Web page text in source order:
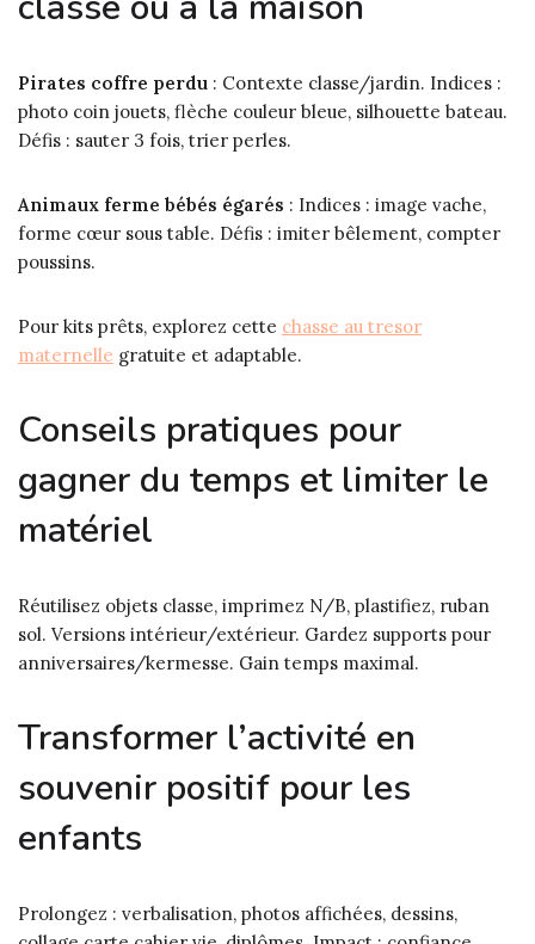
Pirates coffre perdu : Contexte classe/jardin. Indices :
photo coin jouets, flèche couleur bleue, silhouette bateau.
Défis : sauter 3 fois, trier perles.
Animaux ferme bébés égarés : Indices : image vache,
forme cœur sous table. Défis : imiter bêlement, compter
poussins.
Pour kits prêts, explorez cette chasse au tresor
maternelle gratuite et adaptable.
Conseils pratiques pour
gagner du temps et limiter le
matériel
Réutilisez objets classe, imprimez N/B, plastifiez, ruban
sol. Versions intérieur/extérieur. Gardez supports pour
anniversaires/kermesse. Gain temps maximal.
Transformer l’activité en
souvenir positif pour les
enfants
Prolongez : verbalisation, photos affichées, dessins,